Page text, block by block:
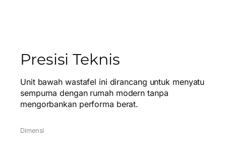
Presisi Teknis
Unit bawah wastafel ini dirancang untuk menyatu
sempurna dengan rumah modern tanpa
mengorbankan performa berat.
Dimensi